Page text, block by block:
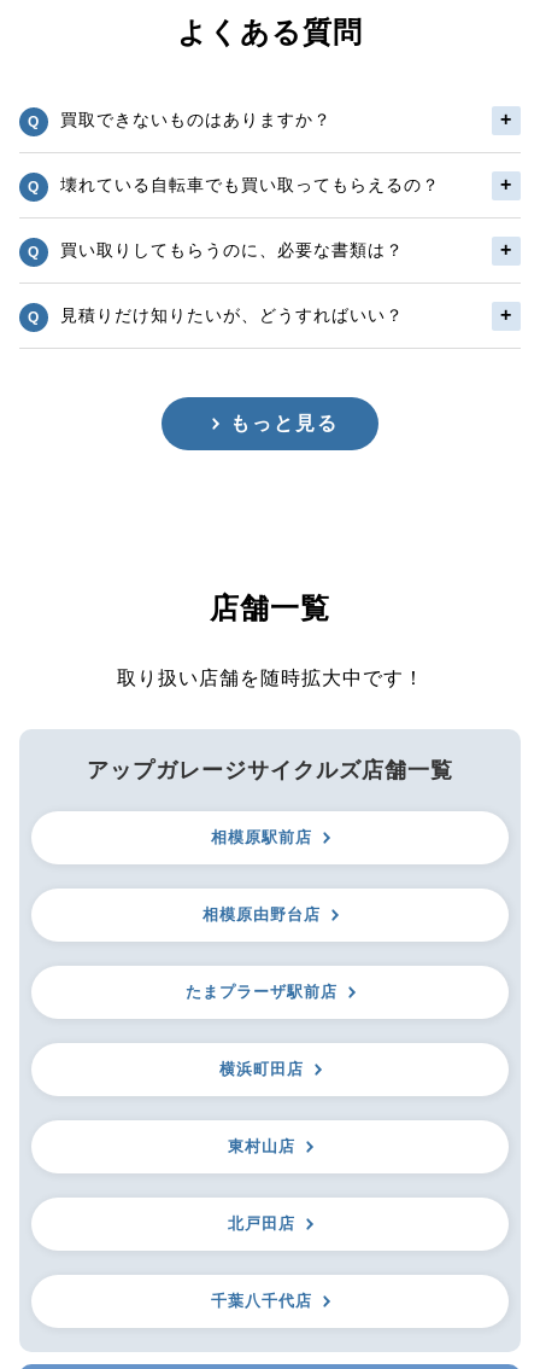
よくある質問
買取できないものはありますか？
壊れている自転車でも買い取ってもらえるの？
買い取りしてもらうのに、必要な書類は？
見積りだけ知りたいが、どうすればいい？
もっと見る
店舗一覧
取り扱い店舗を随時拡大中です！
アップガレージサイクルズ店舗一覧
相模原駅前店
相模原由野台店
たまプラーザ駅前店
横浜町田店
東村山店
北戸田店
千葉八千代店